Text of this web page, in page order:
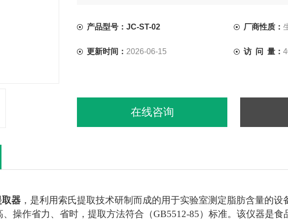
产品型号：JC-ST-02 厂商性质：
更新时间： 2026-06-15 访 问 量：
在线咨询
取器 ，是利用索氏提取技术研制而成的用于实验室测定脂肪含量的
操作省力、省时，提取方法符合（GB5512-85）标准。该仪器是